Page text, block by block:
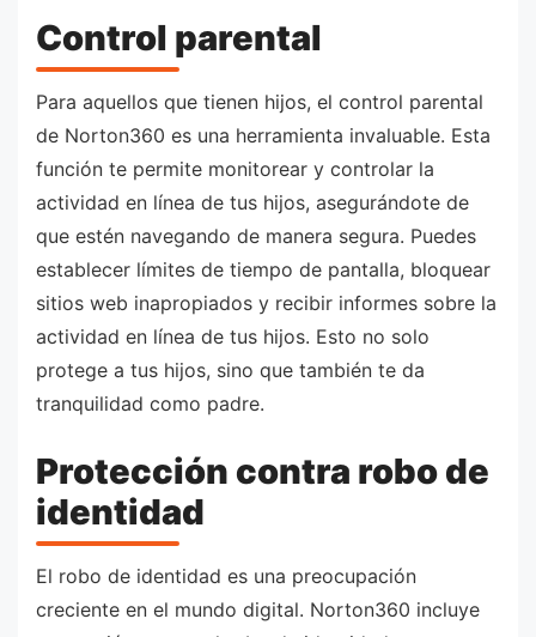
Control parental
Para aquellos que tienen hijos, el control parental
de Norton360 es una herramienta invaluable. Esta
función te permite monitorear y controlar la
actividad en línea de tus hijos, asegurándote de
que estén navegando de manera segura. Puedes
establecer límites de tiempo de pantalla, bloquear
sitios web inapropiados y recibir informes sobre la
actividad en línea de tus hijos. Esto no solo
protege a tus hijos, sino que también te da
tranquilidad como padre.
Protección contra robo de
identidad
El robo de identidad es una preocupación
creciente en el mundo digital. Norton360 incluye